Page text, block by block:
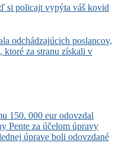
si policajt vypýta váš kovid
odchádzajúcich poslancov,
za stranu získali v
150. 000 eur odovzdal
Pente za účelom úpravy
úprave boli odovzdané